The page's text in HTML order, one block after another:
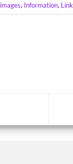
images, Information, Link